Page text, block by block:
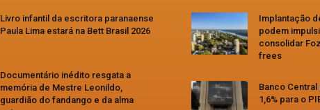
Livro infantil da escritora paranaense
Paula Lima estará na Bett Brasil 2026
Documentário inédito resgata a
memória de Mestre Leonildo,
guardião do fandango e da alma
Implantação
podem
consolidar
frees
Banco
1,6% para o